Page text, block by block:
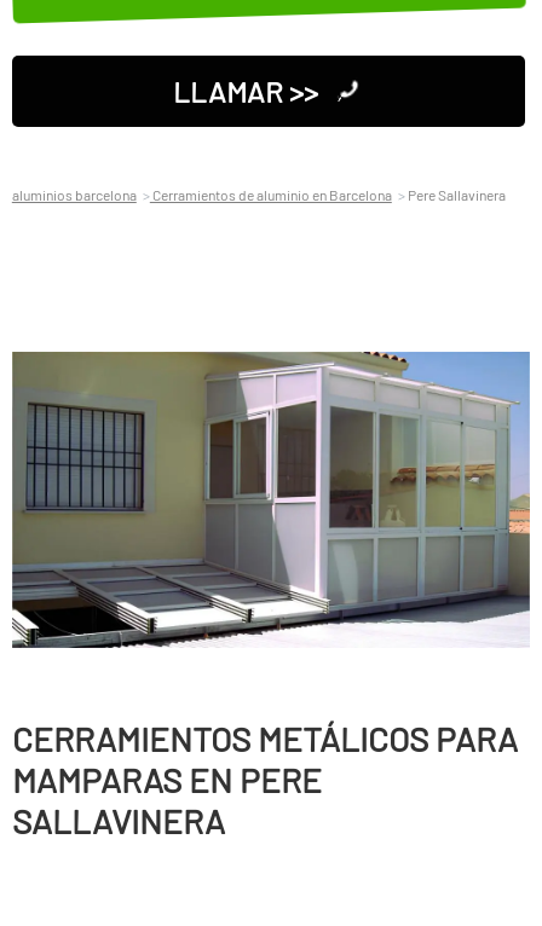
LLAMAR >>
aluminios barcelona Cerramientos de aluminio en Barcelona Pere Sallavinera
CERRAMIENTOS METÁLICOS PARA
MAMPARAS EN PERE
SALLAVINERA